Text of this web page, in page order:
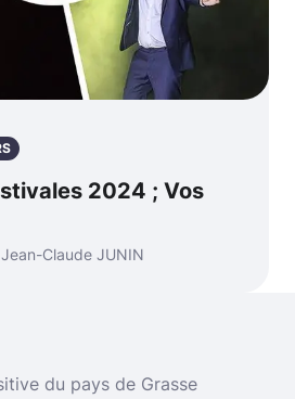
2024 ; Vos
Claude JUNIN
du pays de Grasse